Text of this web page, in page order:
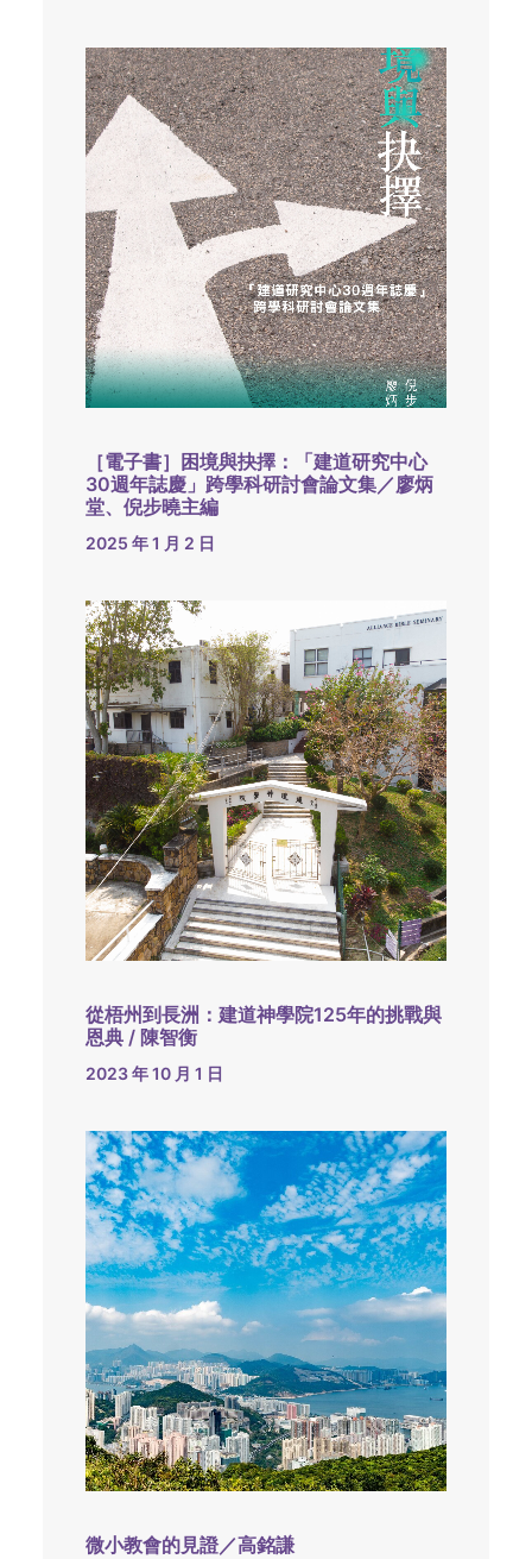
［電子書］困境與抉擇：「建道研究中心
30週年誌慶」跨學科研討會論文集／廖炳
堂、倪步曉主編
2025 年 1 月 2 日
從梧州到長洲：建道神學院125年的挑戰與
恩典 / 陳智衡
2023 年 10 月 1 日
微小教會的見證／高銘謙